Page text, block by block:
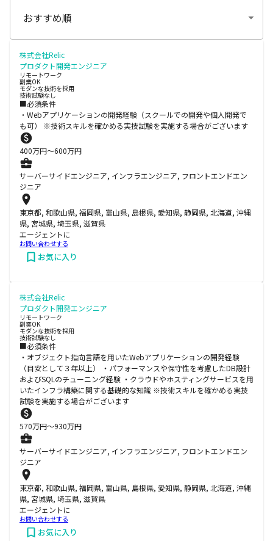
株式会社Relic
プロダクト開発エンジニア
リモートワーク
副業OK
モダンな技術を採用
技術試験なし
■必須条件
・Webアプリケーションの開発経験（スクールでの開発や個人開発で
も可） ※技術スキルを確かめる実技試験を実施する場合がございます
400万円〜600万円
サーバーサイドエンジニア, インフラエンジニア, フロントエンドエン
ジニア
東京都, 和歌山県, 福岡県, 富山県, 島根県, 愛知県, 静岡県, 北海道, 沖縄
県, 宮城県, 埼玉県, 滋賀県
エージェントに
お問い合わせする
お気に入り
株式会社Relic
プロダクト開発エンジニア
リモートワーク
副業OK
モダンな技術を採用
技術試験なし
■必須条件
・オブジェクト指向言語を用いたWebアプリケーションの開発経験
（目安として３年以上） ・パフォーマンスや保守性を考慮したDB設計
およびSQLのチューニング経験 ・クラウドやホスティングサービスを用
いたインフラ構築に関する基礎的な知識 ※技術スキルを確かめる実技
試験を実施する場合がございます
570万円〜930万円
サーバーサイドエンジニア, インフラエンジニア, フロントエンドエン
ジニア
東京都, 和歌山県, 福岡県, 富山県, 島根県, 愛知県, 静岡県, 北海道, 沖縄
県, 宮城県, 埼玉県, 滋賀県
エージェントに
お問い合わせする
お気に入り